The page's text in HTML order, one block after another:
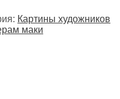
Картины художников
маки